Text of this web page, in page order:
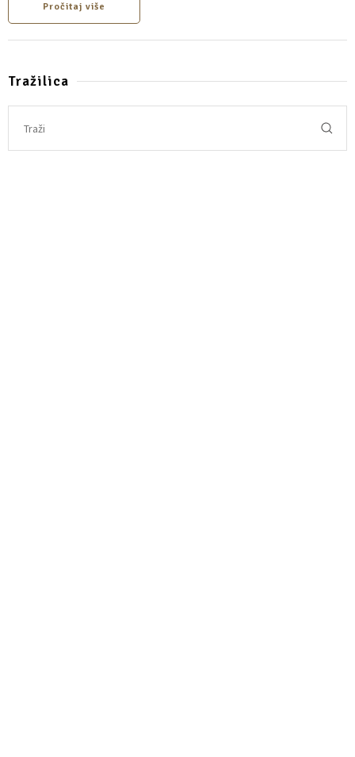
Pročitaj više
Tražilica